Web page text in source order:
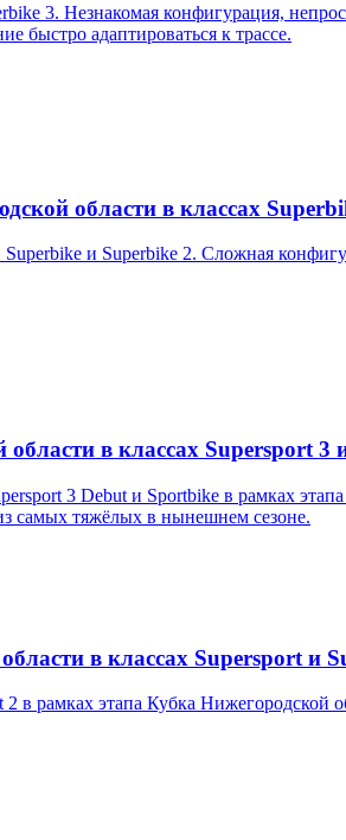
3. Незнакомая конфигурация,
быстро адаптироваться к трассе.
области в классах
и Superbike 2. Сложная
в классах Supersport 3
3 Debut и Sportbike в рамках
самых тяжёлых в нынешнем сезоне.
в классах Supersport и
в рамках этапа Кубка